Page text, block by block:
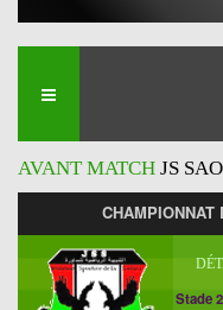
AVANT MATCH JS
CHAMPIONNAT
Stade